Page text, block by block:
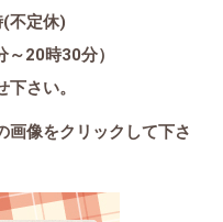
(不定休)
～20時30分）
さい。
画像をクリックして下さ